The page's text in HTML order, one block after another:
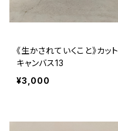
《生かされていくこと》カット
キャンバス13
¥3,000